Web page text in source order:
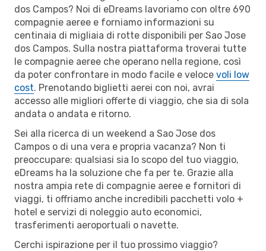
dos Campos? Noi di eDreams lavoriamo con oltre 690
compagnie aeree e forniamo informazioni su
centinaia di migliaia di rotte disponibili per Sao Jose
dos Campos. Sulla nostra piattaforma troverai tutte
le compagnie aeree che operano nella regione, così
da poter confrontare in modo facile e veloce voli low
cost. Prenotando biglietti aerei con noi, avrai
accesso alle migliori offerte di viaggio, che sia di sola
andata o andata e ritorno.
Sei alla ricerca di un weekend a Sao Jose dos
Campos o di una vera e propria vacanza? Non ti
preoccupare: qualsiasi sia lo scopo del tuo viaggio,
eDreams ha la soluzione che fa per te. Grazie alla
nostra ampia rete di compagnie aeree e fornitori di
viaggi, ti offriamo anche incredibili pacchetti volo +
hotel e servizi di noleggio auto economici,
trasferimenti aeroportuali o navette.
Cerchi ispirazione per il tuo prossimo viaggio?